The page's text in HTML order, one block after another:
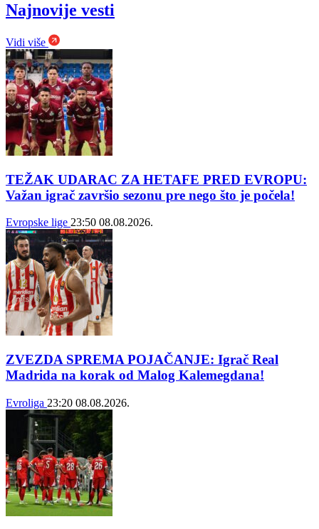
Najnovije vesti
Vidi više
TEŽAK UDARAC ZA HETAFE PRED EVROPU:
Važan igrač završio sezonu pre nego što je počela!
Evropske lige 23:50 08.08.2026.
ZVEZDA SPREMA POJAČANJE: Igrač Real
Madrida na korak od Malog Kalemegdana!
Evroliga 23:20 08.08.2026.